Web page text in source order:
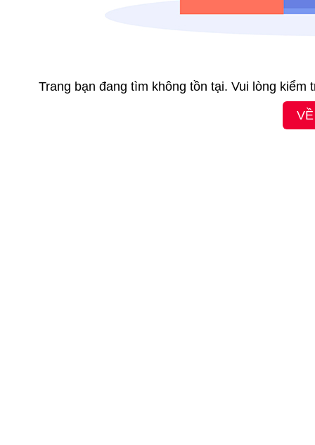
Trang bạn đang tìm không tồn tại. Vui lòng